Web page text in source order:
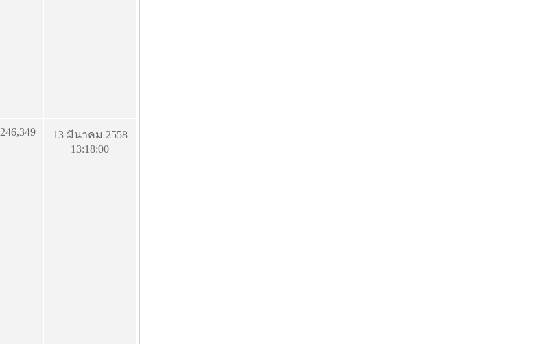
246,349
13 มีนาคม 2558
13:18:00